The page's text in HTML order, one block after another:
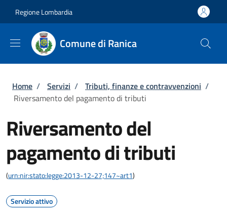
Regione Lombardia
Comune di Ranica
Briciole di pane
Home / Servizi / Tributi, finanze e contravvenzioni /
Riversamento del pagamento di tributi
Riversamento del
pagamento di tributi
(urn:nir:stato:legge:2013-12-27;147~art1)
Servizio attivo